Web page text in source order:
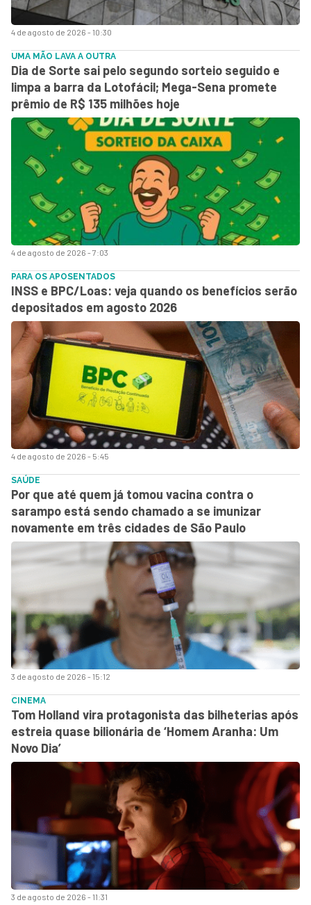
4 de agosto de 2026 - 10:30
4 de agosto de 2026 - 7:03
UMA MÃO LAVA A OUTRA
Dia de Sorte sai pelo segundo sorteio seguido e
limpa a barra da Lotofácil; Mega-Sena promete
prêmio de R$ 135 milhões hoje
4 de agosto de 2026 - 5:45
PARA OS APOSENTADOS
INSS e BPC/Loas: veja quando os benefícios serão
depositados em agosto 2026
3 de agosto de 2026 - 15:12
SAÚDE
Por que até quem já tomou vacina contra o
sarampo está sendo chamado a se imunizar
novamente em três cidades de São Paulo
3 de agosto de 2026 - 11:31
CINEMA
Tom Holland vira protagonista das bilheterias após
estreia quase bilionária de ‘Homem Aranha: Um
Novo Dia’